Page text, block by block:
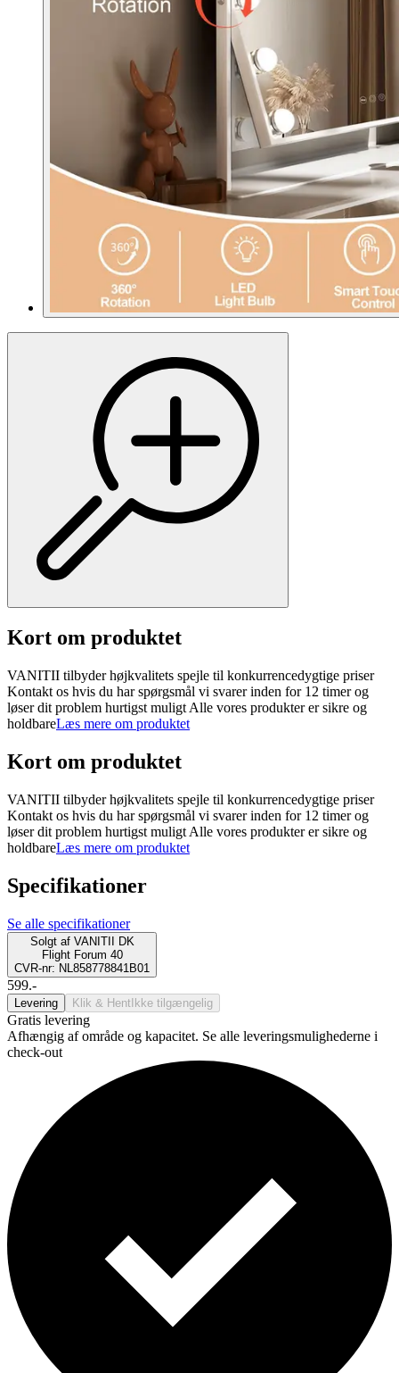
Kort om produktet
VANITII tilbyder højkvalitets spejle til konkurrencedygtige priser
Kontakt os hvis du har spørgsmål vi svarer inden for 12 timer og
løser dit problem hurtigst muligt Alle vores produkter er sikre og
holdbareLæs mere om produktet
Kort om produktet
VANITII tilbyder højkvalitets spejle til konkurrencedygtige priser
Kontakt os hvis du har spørgsmål vi svarer inden for 12 timer og
løser dit problem hurtigst muligt Alle vores produkter er sikre og
holdbareLæs mere om produktet
Specifikationer
Se alle specifikationer
Solgt af VANITII DK
Flight Forum 40
CVR-nr: NL858778841B01
599.-
Levering Klik & Hent Ikke tilgængelig
Gratis levering
Afhængig af område og kapacitet. Se alle leveringsmulighederne i
check-out